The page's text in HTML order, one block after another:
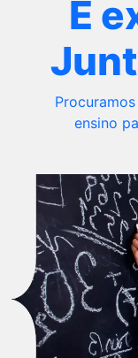
É
ensino